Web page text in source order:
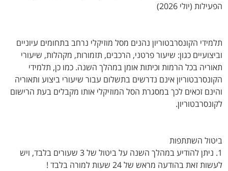
הפעילות (יולי 2026)
תלמידי הקונסרבטוריון נהנים מסל מוזיקלי נרחב בתחומים עיוניים
וביצועיים כגון: שיעור פרטני, הרכבים, תזמורות, מקהלות, שיעורי
תאוריה בכל הרמות וכיתות אומן במהלך השנה. כמו כן, תלמידי
הקונסרבטוריון אינם נדרשים בתשלום עבור שיעורי ביצוע ותאוריה
והינם זכאים לכך במסגרת הסל המוזיקלי אותו מקבלים בעת הרישום
לקונסרבטוריון.
ביטול השתתפות
1. ניתן להודיע במהלך השנה על ביטול של 3 שעורים בלבד, ויש
לעשות זאת בהודעה מראש של 24 שעות למורה בלבד !